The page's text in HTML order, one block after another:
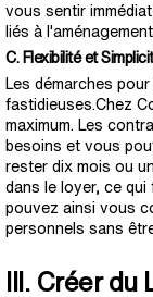
vous sentir
liés à
C. Flexibilité et
Les démarches
fastidieuses.Chez
maximum. Les
besoins et vous
rester dix mois ou
dans le loyer, ce
pouvez ainsi vous
personnels sans
III. Créer